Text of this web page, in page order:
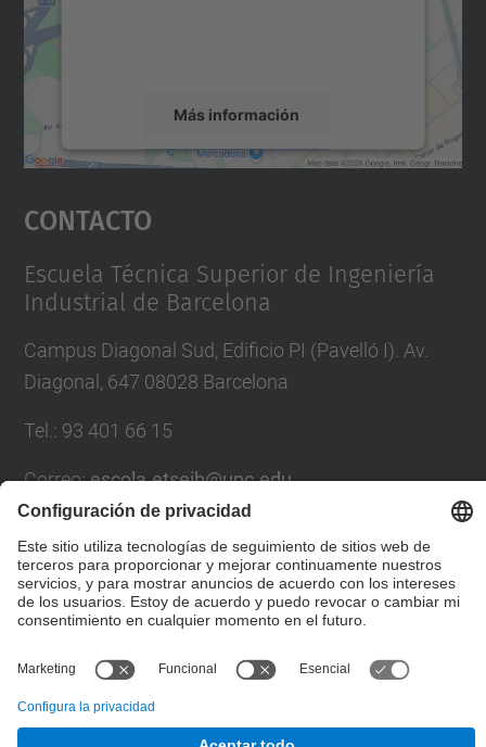
Más información
Aceptar
powered by
Contacto
Escuela Técnica Superior de Ingeniería
Industrial de Barcelona
Campus Diagonal Sud, Edificio PI (Pavelló I). Av.
Diagonal, 647 08028 Barcelona
Tel. : 93 401 66 15
Correo:escola.etseib@upc.edu
Formulario de contacto
© UPC
Departamento de Ingeniería de Sistemas,
Automática e Informática Industrial. ESAII.